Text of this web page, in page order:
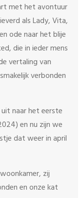
met het avontuur
als Lady, Vita,
ode naar het blije
die in ieder mens
vertaling van
verbonden
naar het eerste
en nu zijn we
dat weer in april
zij
en onze kat